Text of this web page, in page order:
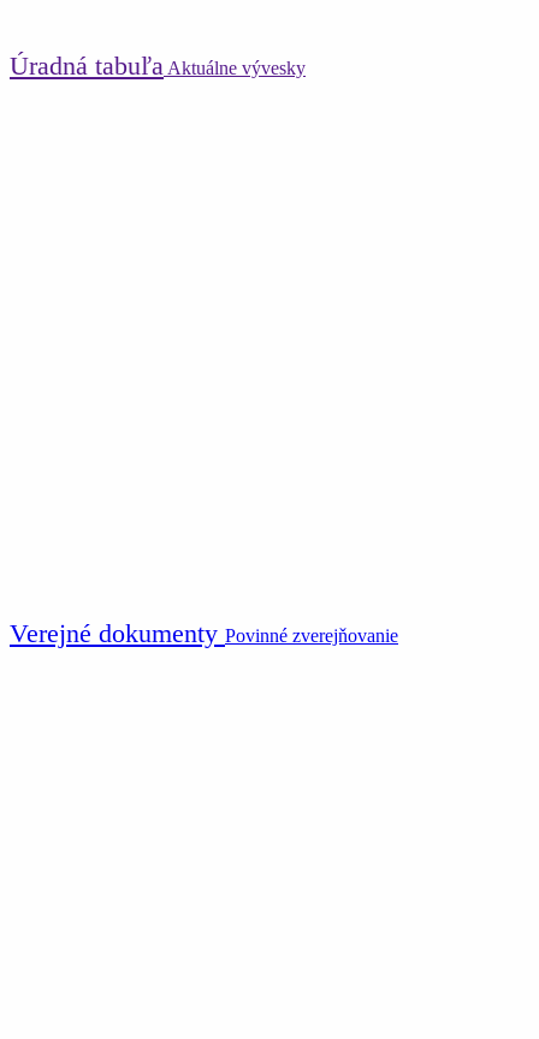
Úradná tabuľa Aktuálne vývesky
Verejné dokumenty Povinné zverejňovanie